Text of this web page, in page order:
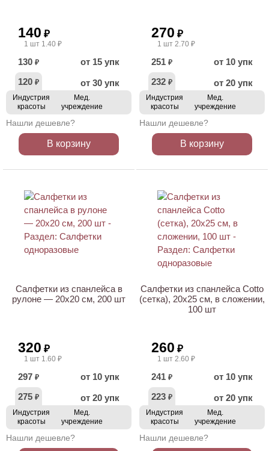
140 ₽
1 шт 1.40 ₽
130 ₽
от 15 упк
120 ₽ от 30 упк
Индустрия
красоты
Мед.
учреждение
Нашли дешевле?
В корзину
270 ₽
1 шт 2.70 ₽
251 ₽
от 10 упк
232 ₽ от 20 упк
Индустрия
красоты
Мед.
учреждение
Нашли дешевле?
В корзину
Салфетки из спанлейса в
рулоне — 20х20 см, 200 шт
320 ₽
1 шт 1.60 ₽
297 ₽
от 10 упк
275 ₽ от 20 упк
Индустрия
красоты
Мед.
учреждение
Нашли дешевле?
Салфетки из спанлейса Cotto
(сетка), 20х25 см, в сложении,
100 шт
260 ₽
1 шт 2.60 ₽
241 ₽
от 10 упк
223 ₽ от 20 упк
Индустрия
красоты
Мед.
учреждение
Нашли дешевле?